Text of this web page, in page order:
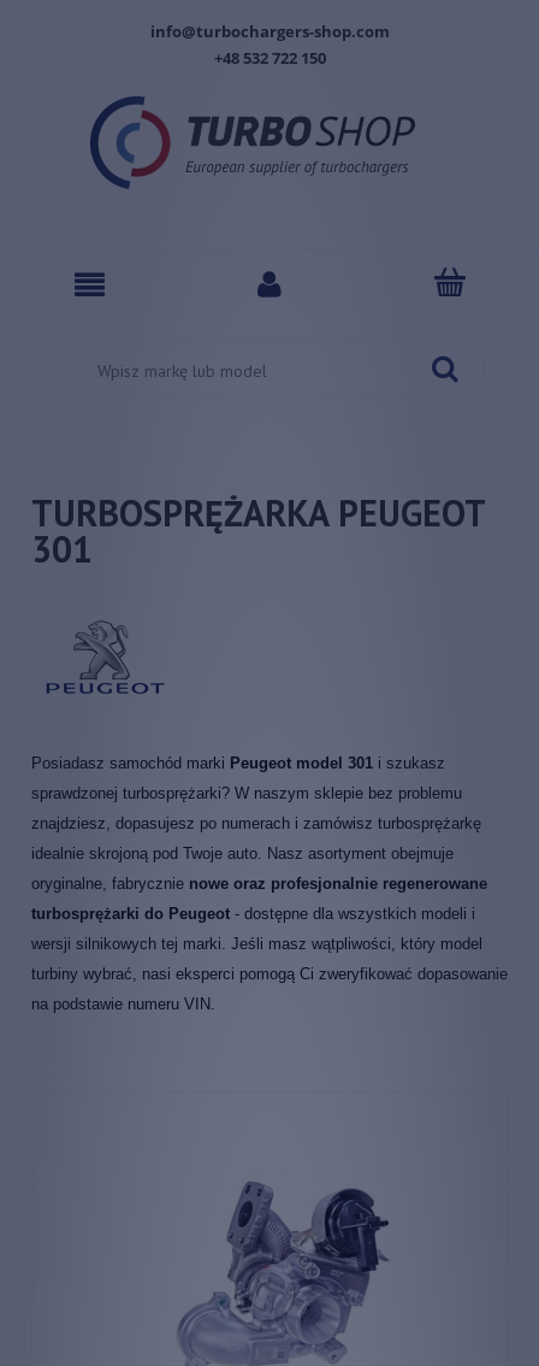
info@turbochargers-shop.com
+48 532 722 150
TURBOSPRĘŻARKA PEUGEOT
301
Posiadasz samochód marki Peugeot model 301 i szukasz
sprawdzonej turbosprężarki? W naszym sklepie bez problemu
znajdziesz, dopasujesz po numerach i zamówisz turbosprężarkę
idealnie skrojoną pod Twoje auto. Nasz asortyment obejmuje
oryginalne, fabrycznie nowe oraz profesjonalnie regenerowane
turbosprężarki do Peugeot - dostępne dla wszystkich modeli i
wersji silnikowych tej marki. Jeśli masz wątpliwości, który model
turbiny wybrać, nasi eksperci pomogą Ci zweryfikować dopasowanie
na podstawie numeru VIN.